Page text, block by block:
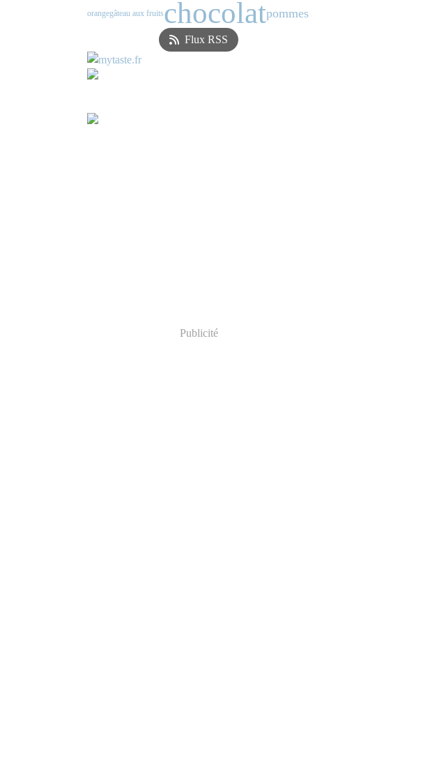
orangegâteau aux fruitschocolatpommes
Flux RSS
Publicité